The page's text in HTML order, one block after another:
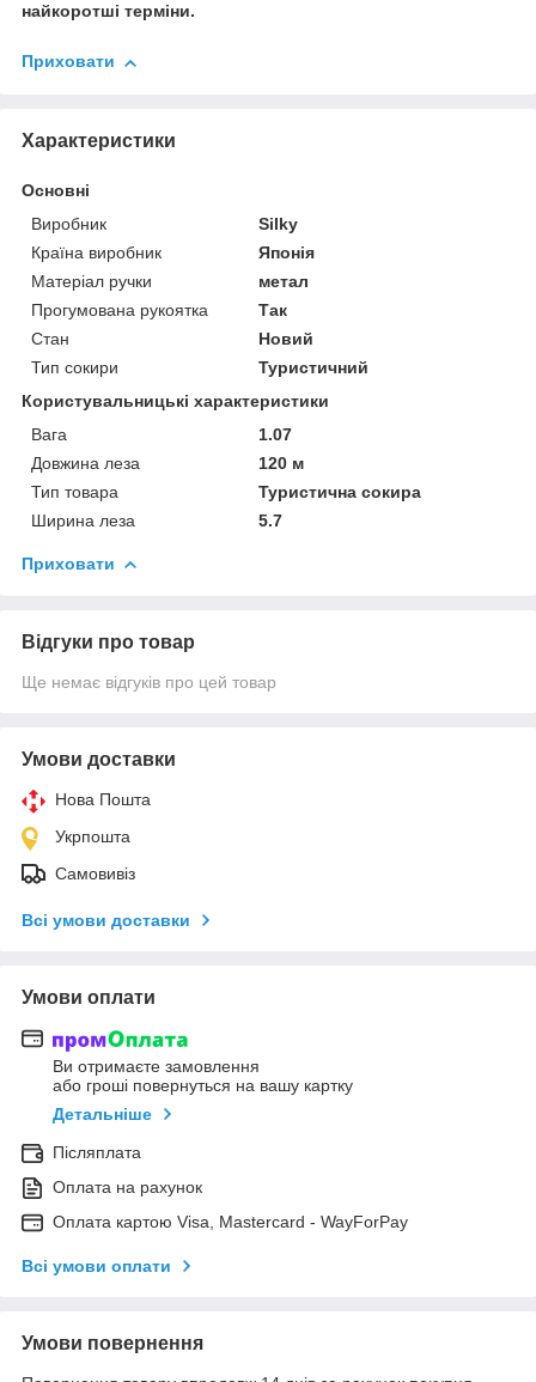
найкоротші терміни.
Приховати
Характеристики
Основні
Виробник
Silky
Країна виробник
Японія
Матеріал ручки
метал
Прогумована рукоятка
Так
Стан
Новий
Тип сокири
Туристичний
Користувальницькі характеристики
Вага
1.07
Довжина леза
120 м
Тип товара
Туристична сокира
Ширина леза
5.7
Приховати
Відгуки про товар
Ще немає відгуків про цей товар
Умови доставки
Нова Пошта
Укрпошта
Самовивіз
Всі умови доставки
Умови оплати
Ви отримаєте замовлення
або гроші повернуться на вашу картку
Детальніше
Післяплата
Оплата на рахунок
Оплата картою Visa, Mastercard - WayForPay
Всі умови оплати
Умови повернення